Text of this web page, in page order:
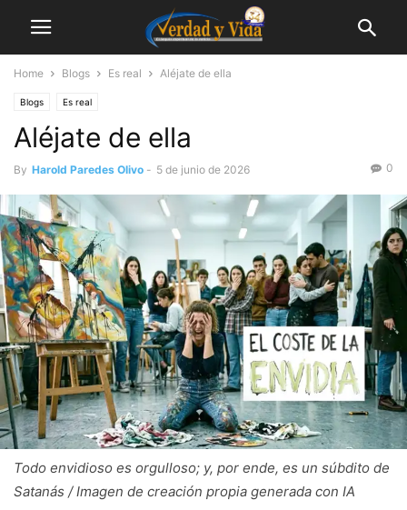
Home Blogs Es real Aléjate de ella
Blogs Es real
Aléjate de ella
By Harold Paredes Olivo - 5 de junio de 2026 0
Todo envidioso es orgulloso; y, por ende, es un súbdito de
Satanás / Imagen de creación propia generada con IA